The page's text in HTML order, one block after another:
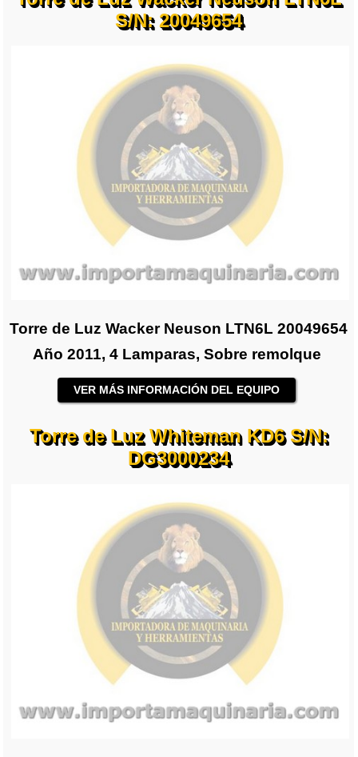
S/N: 20049654
Torre de Luz Wacker Neuson LTN6L 20049654
Año 2011, 4 Lamparas, Sobre remolque
VER MÁS INFORMACIÓN DEL EQUIPO
Torre de Luz Whiteman KD6 S/N:
DG3000234